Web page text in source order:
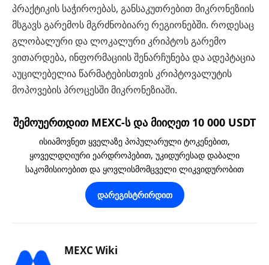
პრაქტიკის საჭიროებას, განსაკუთრებით მიკრონეზიის
მსგავს გარემოს მგრძნობიარე რეგიონებში. როდესაც
გლობალური და ლოკალური კრიპტოს გარემო
ვითარდება, ინფორმაციის შენარჩუნება და ადეპტაცია
აუცილებელია წარმატებისთვის კრიპტოვალუტის
მოპოვების პროცესში მიკრონეზიაში.
შემოუერთდით MEXC-ს და მიიღეთ 10 000 USDT
ისიამოვნეთ ყველაზე პოპულარული ტოკენებით,
ყოველდღიური ეარდროპებით, უკიდურესად დაბალი
საკომისიოებით და ყოვლისმომცველი ლიკვიდურობით
დარეგისტრირდით
MEXC Wiki